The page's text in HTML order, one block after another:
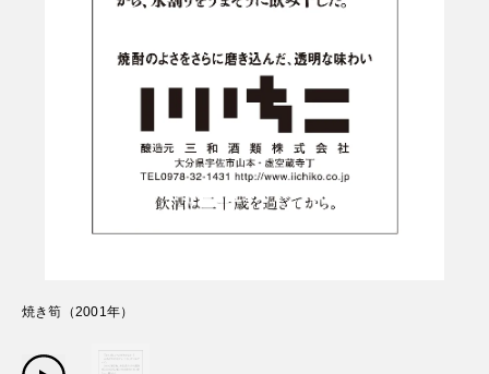
焼き筍 （2001年）